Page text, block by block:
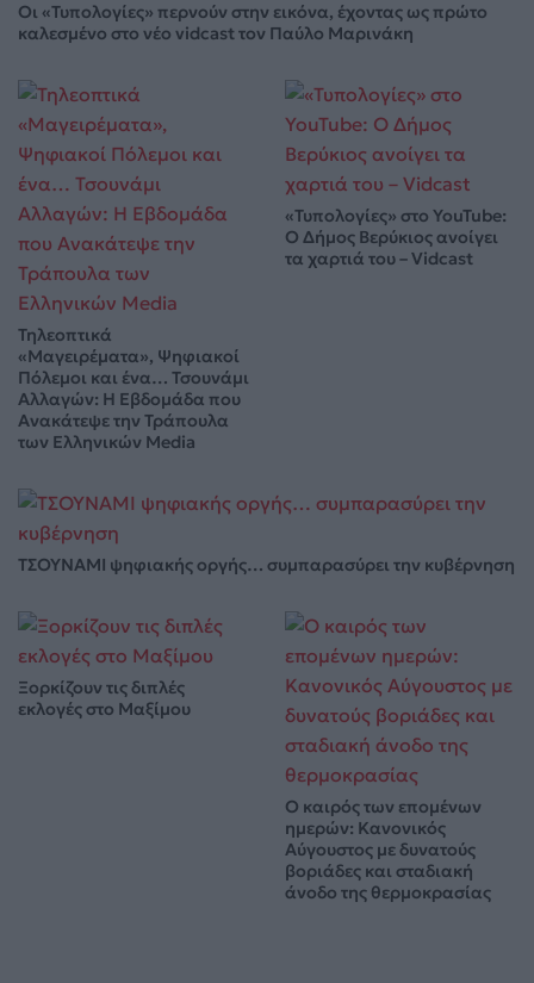
Οι «Τυπολογίες» περνούν στην εικόνα, έχοντας ως πρώτο
καλεσμένο στο νέο vidcast τον Παύλο Μαρινάκη
Τηλεοπτικά
«Μαγειρέματα», Ψηφιακοί
Πόλεμοι και ένα… Τσουνάμι
Αλλαγών: Η Εβδομάδα που
Ανακάτεψε την Τράπουλα
των Ελληνικών Media
«Τυπολογίες» στο YouTube:
Ο Δήμος Βερύκιος ανοίγει
τα χαρτιά του – Vidcast
ΤΣΟΥΝΑΜΙ ψηφιακής οργής… συμπαρασύρει την κυβέρνηση
Ξορκίζουν τις διπλές
εκλογές στο Μαξίμου
Ο καιρός των επομένων
ημερών: Κανονικός
Αύγουστος με δυνατούς
βοριάδες και σταδιακή
άνοδο της θερμοκρασίας